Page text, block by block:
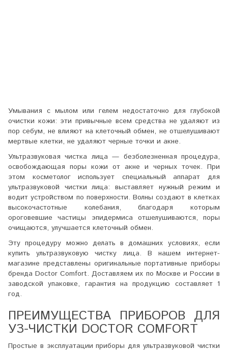
Умывания с мылом или гелем недостаточно для глубокой
очистки кожи: эти привычные всем средства не удаляют из
пор себум, не влияют на клеточный обмен, не отшелушивают
мертвые клетки, не удаляют черные точки и акне.
Ультразвуковая чистка лица — безболезненная процедура,
освобождающая поры кожи от акне и черных точек. При
этом косметолог использует специальный аппарат для
ультразвуковой чистки лица: выставляет нужный режим и
водит устройством по поверхности. Волны создают в клетках
высокочастотные колебания, благодаря которым
ороговевшие частицы эпидермиса отшелушиваются, поры
очищаются, улучшается клеточный обмен.
Эту процедуру можно делать в домашних условиях, если
купить ультразвуковую чистку лица. В нашем интернет-
магазине представлены оригинальные портативные приборы
бренда Doctor Comfort. Доставляем их по Москве и России в
заводской упаковке, гарантия на продукцию составляет 1
год.
ПРЕИМУЩЕСТВА ПРИБОРОВ ДЛЯ
УЗ-ЧИСТКИ DOCTOR COMFORT
Простые в эксплуатации приборы для ультразвуковой чистки